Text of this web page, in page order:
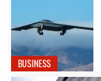
BUSINESS